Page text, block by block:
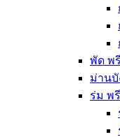
พัด พ
ม่านบั
ร่ม พ